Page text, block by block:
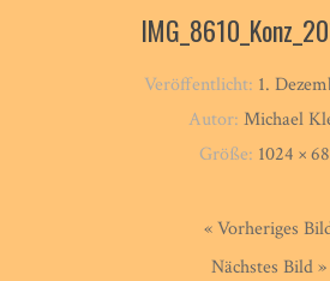
Veröffentlicht: 1.
Autor: Michael
Größe: 1024 ×
« Vorheriges
Nächstes Bild »